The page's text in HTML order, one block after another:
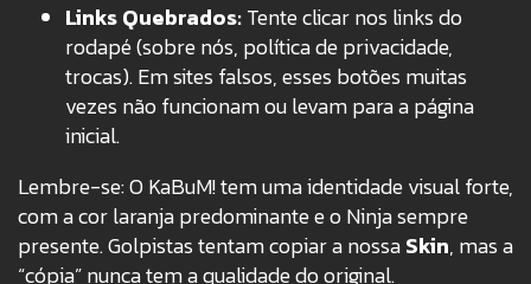
Links Quebrados:Tente clicar nos links do
rodapé (sobre nós, política de privacidade,
trocas). Em sites falsos, esses botões muitas
vezes não funcionam ou levam para a página
inicial.
Lembre-se: O KaBuM!tem uma identidade visual forte,
com a cor laranja predominante e o Ninja sempre
presente.Golpistas tentam copiar a nossaSkin, mas a
“cópia” nunca tem a qualidade do original.